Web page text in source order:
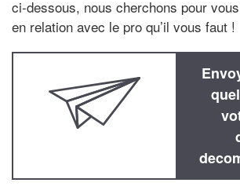
ci-dessous, nous cherchons pour
en relation avec le pro qu’il vous faut !